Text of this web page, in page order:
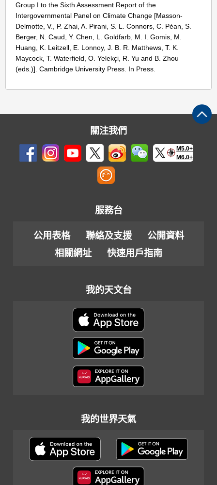
Group I to the Sixth Assessment Report of the
Intergovernmental Panel on Climate Change [Masson-
Delmotte, V., P. Zhai, A. Pirani, S. L. Connors, C. Péan, S.
Berger, N. Caud, Y. Chen, L. Goldfarb, M. I. Gomis, M.
Huang, K. Leitzell, E. Lonnoy, J. B. R. Matthews, T. K.
Maycock, T. Waterfield, O. Yelekçi, R. Yu and B. Zhou
(eds.)]. Cambridge University Press. In Press.
關注我們
M5.0+
M6.0+
服務台
公用表格 聯絡及支援
公開資料
相關網址
快速用戶指南
我的天文台
我的世界天氣